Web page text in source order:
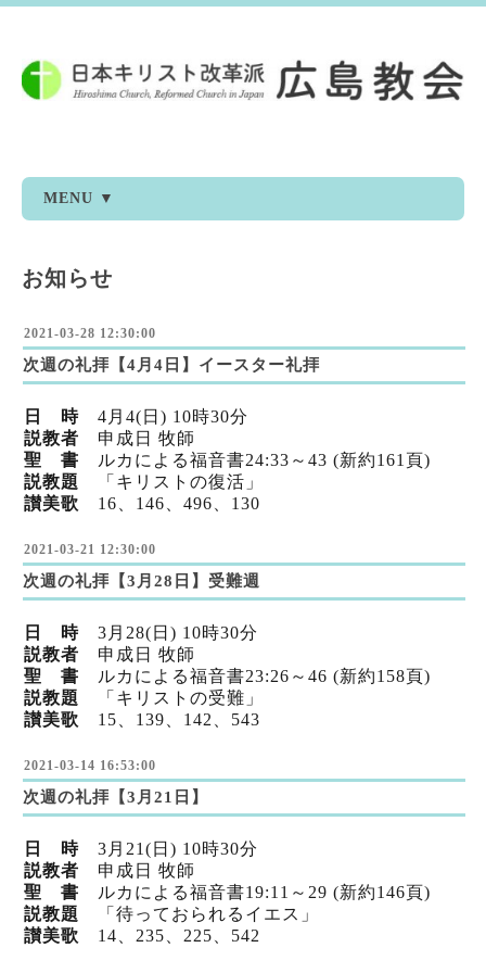
MENU ▼
お知らせ
2021-03-28 12:30:00
次週の礼拝【4月4日】イースター礼拝
日 時 4月4(日) 10時30分
説教者 申成日 牧師
聖 書 ルカによる福音書24:33～43 (新約161頁)
説教題
「キリストの復活」
讃美歌 16、146、496、130
2021-03-21 12:30:00
次週の礼拝【3月28日】受難週
日 時 3月28(日) 10時30分
説教者 申成日 牧師
聖 書 ルカによる福音書23:26～46 (新約158頁)
説教題
「キリストの受難」
讃美歌 15、139、142、543
2021-03-14 16:53:00
次週の礼拝【3月21日】
日 時 3月21 (日) 10時30分
説教者 申成日 牧師
聖 書 ルカによる福音書19:11～29 (新約146頁)
説教題
「待っておられるイエス」
讃美歌 14、235、225、542